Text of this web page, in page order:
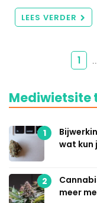
LEES VERDER
1
Mediwietsite
1
wat kun
2
meer